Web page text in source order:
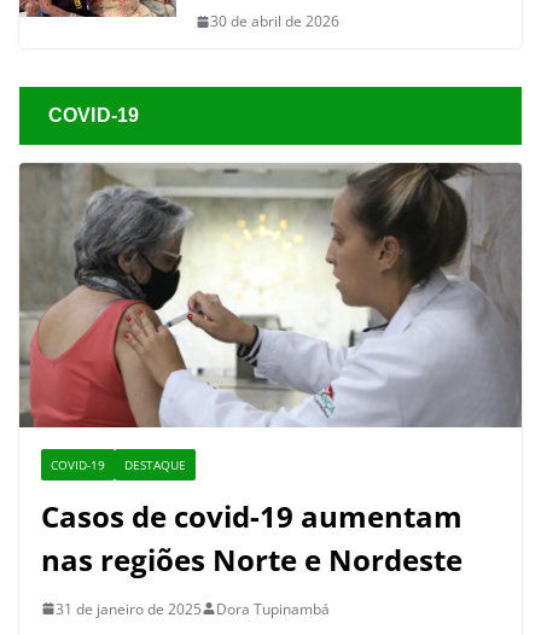
30 de abril de 2026
COVID-19
COVID-19 DESTAQUE
Casos de covid-19 aumentam
nas regiões Norte e Nordeste
31 de janeiro de 2025 Dora Tupinambá